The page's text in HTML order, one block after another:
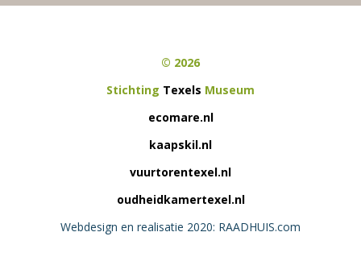
© 2026
Stichting Texels Museum
ecomare.nl
kaapskil.nl
vuurtorentexel.nl
oudheidkamertexel.nl
Webdesign en realisatie 2020: RAADHUIS.com